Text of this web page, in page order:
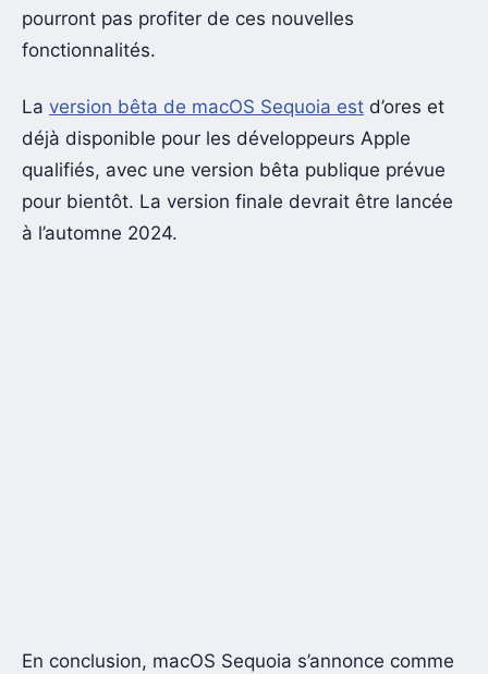
pourront pas profiter de ces nouvelles
fonctionnalités.
La version bêta de macOS Sequoia est d’ores et
déjà disponible pour les développeurs Apple
qualifiés, avec une version bêta publique prévue
pour bientôt. La version finale devrait être lancée
à l’automne 2024.
En conclusion, macOS Sequoia s’annonce comme